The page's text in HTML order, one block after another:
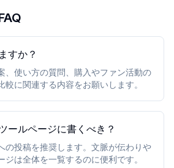
すか？
、使い方の質問、購入やファン活動の
較に関連する内容をお願いします。
ールページに書くべき？
の投稿を推奨します。文脈が伝わりや
は全体を一覧するのに便利です。